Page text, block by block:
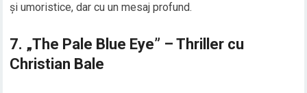
și umoristice, dar cu un mesaj profund.
7. „The Pale Blue Eye” – Thriller cu
Christian Bale